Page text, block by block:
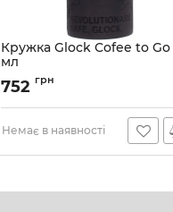
Кружка Glock Cofee to Go
мл
Артикул: 31564
752 грн
Немає в наявності